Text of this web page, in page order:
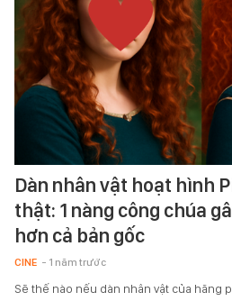
Dàn nhân vật hoạt hình
thật: 1 nàng công chúa
hơn cả bản gốc
CINE - 1 năm trước
Sẽ thế nào nếu dàn nhân vật của hãng